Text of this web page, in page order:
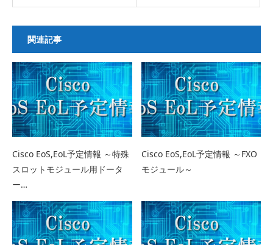
関連記事
Cisco EoS,EoL予定情報 ～特殊
スロットモジュール用ドータ
ー…
Cisco EoS,EoL予定情報 ～FXO
モジュール～